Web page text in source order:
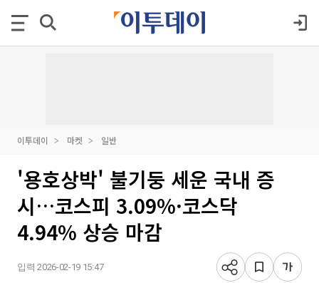
이투데이 마켓 일반
'용호상박' 불기둥 세운 국내 증
시…코스피 3.09%·코스닥
4.94% 상승 마감
입력 2026-02-19 15:47